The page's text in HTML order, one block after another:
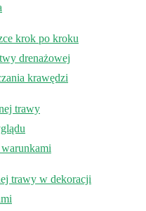
krok po kroku
drenażowej
krawędzi
trawy
trawy w dekoracji